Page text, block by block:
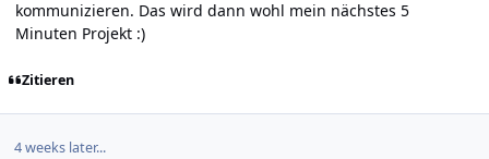
kommunizieren. Das wird dann wohl mein nächstes 5
Minuten Projekt :)
Zitieren
4 weeks later...